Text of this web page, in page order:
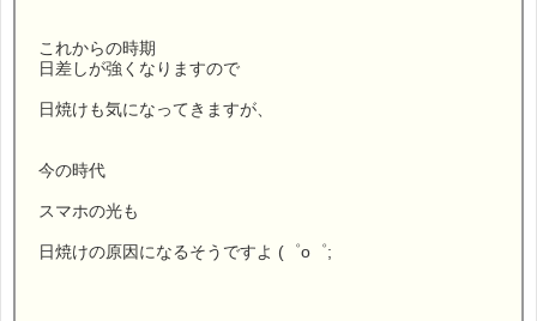
これからの時期
日差しが強くなりますので
日焼けも気になってきますが、
今の時代
スマホの光も
日焼けの原因になるそうですよ (゜o゜;